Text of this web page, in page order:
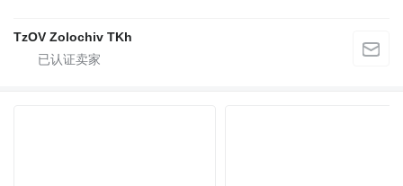
TzOV Zolochiv TKh